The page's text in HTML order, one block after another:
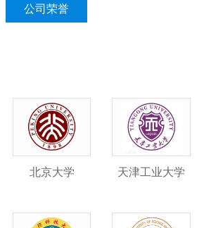
公司荣誉
北京大学 天津工业大学